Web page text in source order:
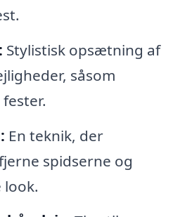
Stylistisk opsætning af
såsom
En teknik, der
spidserne og
look.